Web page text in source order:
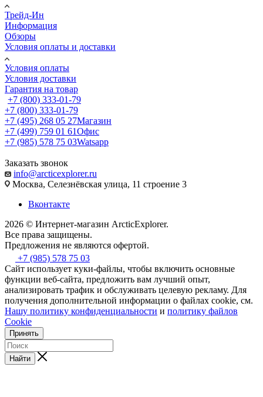
Трейд-Ин
Информация
Обзоры
Условия оплаты и доставки
Условия оплаты
Условия доставки
Гарантия на товар
+7 (800) 333-01-79
+7 (800) 333-01-79
+7 (495) 268 05 27Магазин
+7 (499) 759 01 61Офис
+7 (985) 578 75 03Watsapp
Заказать звонок
info@arcticexplorer.ru
Москва, Селезнёвская улица, 11 строение 3
Вконтакте
2026 © Интернет-магазин АrcticExplorer.
Все права защищены.
Предложения не являются офертой.
+7 (985) 578 75 03
Сайт использует куки-файлы, чтобы включить основные
функции веб-сайта, предложить вам лучший опыт,
анализировать трафик и обслуживать целевую рекламу. Для
получения дополнительной информации о файлах cookie, см.
Нашу политику конфиденциальности и политику файлов
Cookie
Принять
Найти